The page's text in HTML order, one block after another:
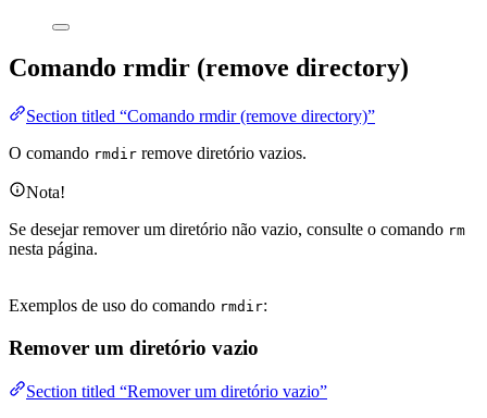
Comando rmdir (remove directory)
Section titled “Comando rmdir (remove directory)”
O comando rmdir remove diretório vazios.
Nota!
Se desejar remover um diretório não vazio, consulte o comando rm
nesta página.
Exemplos de uso do comando rmdir:
Remover um diretório vazio
Section titled “Remover um diretório vazio”